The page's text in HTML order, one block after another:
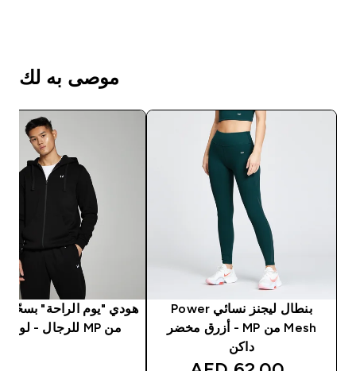
موصى به لك
بنطال ليجنز نسائي Power
Mesh من MP - أزرق مخضر
داكن
هودي "يوم الراحة"
من MP للرجال - لون أسود